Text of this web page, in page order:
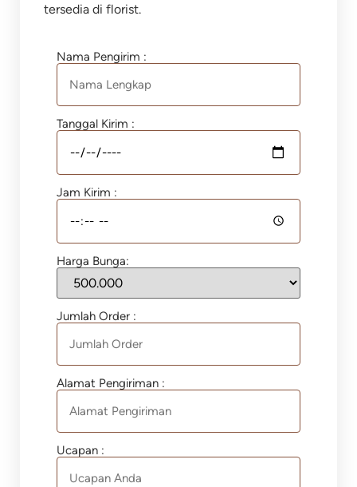
tersedia di florist.
Nama Pengirim :
Tanggal Kirim :
Jam Kirim :
Harga Bunga:
Jumlah Order :
Alamat Pengiriman :
Ucapan :